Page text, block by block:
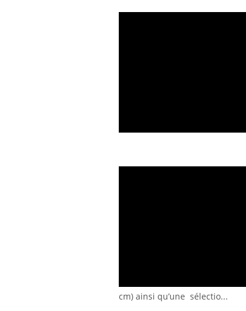
cm) ainsi qu’une sélectio...